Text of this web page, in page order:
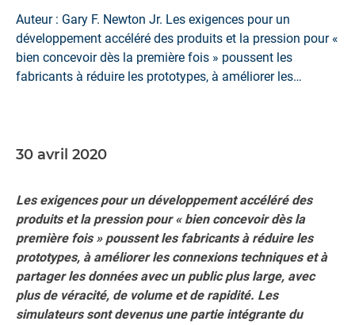
Auteur : Gary F. Newton Jr. Les exigences pour un
développement accéléré des produits et la pression pour «
bien concevoir dès la première fois » poussent les
fabricants à réduire les prototypes, à améliorer les
30 avril 2020
Les exigences pour un développement accéléré des
produits et la pression pour « bien concevoir dès la
première fois » poussent les fabricants à réduire les
prototypes, à améliorer les connexions techniques et à
partager les données avec un public plus large, avec
plus de véracité, de volume et de rapidité. Les
simulateurs sont devenus une partie intégrante du